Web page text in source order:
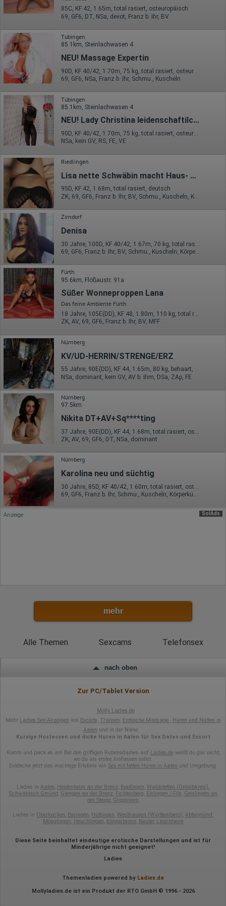
Google innerhalb von Mitgliedstaaten der Europäischen Union
oder in anderen Vertragsstaaten des Abkommens über den
Europäischen Wirtschaftsraum gekürzt, dies bedeutet, dass alle
volle IP-Adresse an einen Server von Google in den USA
übertragen und dort gekürzt. Die von dem Browser des Nutzers
übermittelte IP-Adresse wird nicht mit anderen Daten von Google
zusammengeführt.
Erhobene Informationen zum Besucherverhalten sind folgende:
Sprache
Betriebssystem
Gerät (PC, Tablet-PC oder Smartphone)
Browser und alle verwendeten Add-ons
Auflösung des Computers
Besucherquelle (Facebook, Suchmaschine oder
verweisende Webseite)
Welche Dateien wurden heruntergeladen?
Welche Videos angeschaut?
Wurden Werbebanner angeklickt?
Wohin ging der Besucher? Klickte er auf weitere Seiten des
Portals oder hat er sie komplett verlassen?
Wie lange blieb der Besucher?
Ort der Verarbeitung:
Europäische Union & USA
Hotjar
Wir nutzen Hotjar als Webanalysedient. Es wird verwendet, um
Daten über das Benutzerverhalten zu sammeln. Hotjar kann
auch im Rahmen von Umfragen und Feedbackfunktionen, die
auf unserer Website eingebunden sind, von Ihnen bereitgestellte
Informationen verarbeiten.
Herausgeber:
Hotjar Limited, Malta
Erhobene Daten:
Datum und Uhrzeit des Besuchs
Gerätetyp
Geografischer Standort
IP-Adresse
Mausbewegungen
Besuchte Seiten
Referrer URL
Bildschirmauflösung
Eindeutige Gerätekennung
Sprachinformationen
Gerätebestriebssystem
Browser-Typ
Klicks
Domain-Name
Antworten auf Umfragen
Ort der Verarbeitung:
Europäische Union
Rechtliche Grundlage der Verarbeitung
Art. 6 Abs. 1 S. 1 lit. a DSGVO
85C, KF 42, 1.65m, total rasiert, osteuropäisch
69, GF6, DT, NSa, devot, Franz b. Ihr, BV
Tübingen
85.1km, Steinlachwasen 4
NEU! Massage Expertin
69, GF6, NSa, Franz b. Ihr, Schmu., Kuscheln
Tübingen
85.1km, Steinlachwasen 4
NEU! Lady Christina leidenschaftilch + bizarr
90D, KF 40/42, 1.70m, 75 kg, total rasiert, osteuropäisch
NSa, kein GV, RS, FE, VE
Riedlingen
Lisa nette Schwäbin macht Haus- und Hotelbesuche!
95D, KF 42, 1.68m, total rasiert, deutsch
Zirndorf
Denisa
69, GF6, Franz b. Ihr, BV, Schmu., Kuscheln, Körperküs., KBp
Fürth
95.6km, Flößaustr. 91a
Süßer Wonneproppen Lana
Das feine Ambiente Fürth
18 Jahre, 105E(DD), KF 48, 1.80m, 110 kg, total rasiert, exotisch
ZK, AV, 69, GF6, Franz b. Ihr, BV, MFF
Nürnberg
KV/UD-HERRIN/STRENGE/ERZ
55 Jahre, 90E(DD), KF 44, 1.65m, 80 kg, behaart, deutsch
NSa, dominant, kein GV, AV b. Ihm, DSa, ZAp, FE
Nürnberg
97.5km
Nikita DT+AV+Sq****ting
ZK, AV, 69, GF6, DT, NSa, dominant
Nürnberg
Karolina neu und süchtig
30 Jahre, 85D, KF 40/42, 1.60m, total rasiert, osteuropäisch
69, GF6, Franz b. Ihr, Schmu., Kuscheln, Körperküs., Mast., RS
SolAds
Anzeige
mehr
Alle Themen Sexcams Telefonsex
nach oben
Zur PC/Tablet Version
Molly Ladies.de
Mehr Ladies Sex-Anzeigen von Escorts, Transen, Erotische Massage , Huren und Nutten in
Aalen und in der Nähe
Kurvige Hostessen und dicke Huren in Aalen für Sex Dates und Escort
Komm und pack es an! Bei den griffigen Rubensdamen auf Ladies.deweißt du gar nicht,
wo du als erstes hinfassen sollst.
Entdecke jetzt das wuchtige Erlebnis von Sex mit fetten Huren in Aalen und Umgebung.
.
Ladies in Aalen, Heidenheim an der Brenz, Bopfingen, Waldstetten (Ostalbkreis),
Schwäbisch Gmünd, Giengen an der Brenz, Fichtenberg, Eislingen / Fils, Geislingen an
der Steige, Göppingen
Ladies in Oberkochen, Essingen, Hüttingen, Westhausen (Württemberg), Abtsgmünd,
Mögglingen, Heuchlingen, Königsbronn, Neuler, Lauchheim
Diese Seite beinhaltet eindeutige erotische Darstellungen und ist für
Minderjährige nicht geeignet!
Ladies
Themenladies powered by Ladies.de
Mollyladies.de ist ein Produkt der RTO GmbH © 1996 - 2026